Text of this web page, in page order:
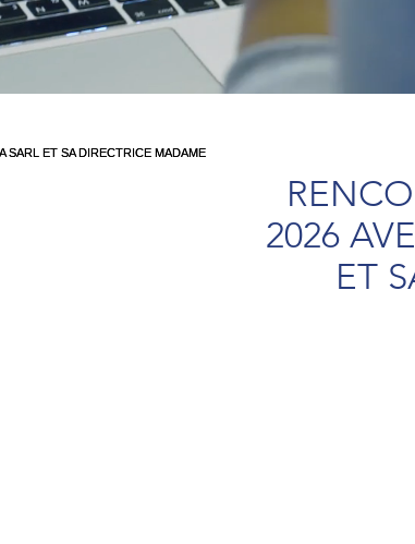
2026
ET